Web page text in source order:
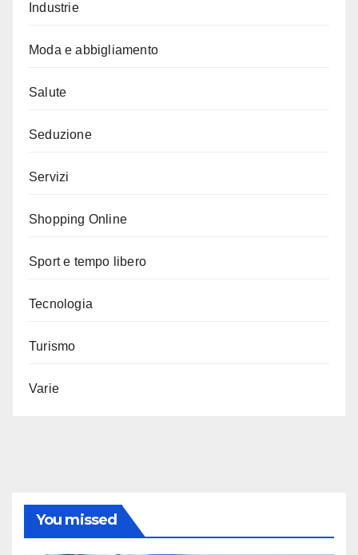
Industrie
Moda e abbigliamento
Salute
Seduzione
Servizi
Shopping Online
Sport e tempo libero
Tecnologia
Turismo
Varie
You missed